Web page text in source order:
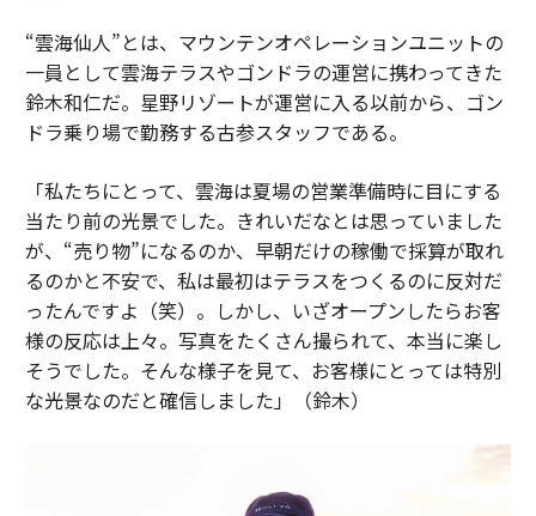
“雲海仙人”とは、マウンテンオペレーションユニットの
一員として雲海テラスやゴンドラの運営に携わってきた
鈴木和仁だ。星野リゾートが運営に入る以前から、ゴン
ドラ乗り場で勤務する古参スタッフである。
「私たちにとって、雲海は夏場の営業準備時に目にする
当たり前の光景でした。きれいだなとは思っていました
が、“売り物”になるのか、早朝だけの稼働で採算が取れ
るのかと不安で、私は最初はテラスをつくるのに反対だ
ったんですよ（笑）。しかし、いざオープンしたらお客
様の反応は上々。写真をたくさん撮られて、本当に楽し
そうでした。そんな様子を見て、お客様にとっては特別
な光景なのだと確信しました」（鈴木）